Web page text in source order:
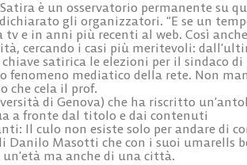
è un osservatorio permanente su
gli organizzatori. “E se un
tv e in anni più recenti al web. Così
cercando i casi più meritevoli:
satirica le elezioni per il sindaco
fenomeno mediatico della rete. Non
che cela il prof.
di Genova) che ha riscritto
a fronte dal titolo e dai contenuti
Il culo non esiste solo per andare di
Danilo Masotti che con i suoi umarells
ma anche di una città.